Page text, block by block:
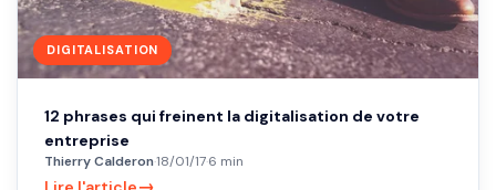
DIGITALISATION
12 phrases qui freinent la digitalisation de votre
entreprise
Thierry Calderon·18/01/17·6 min